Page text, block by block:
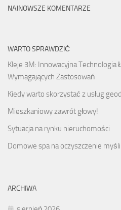
NAJNOWSZE KOMENTARZE
WARTO SPRAWDZIĆ
Kleje 3M: Innowacyjna Technologia
Wymagających Zastosowań
Kiedy warto skorzystać z usług
Mieszkaniowy zawrót głowy!
Sytuacja na rynku nieruchomości
Domowe spa na oczyszczenie myśli
ARCHIWA